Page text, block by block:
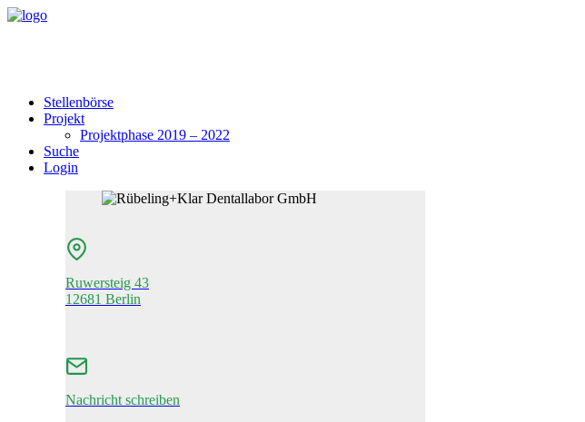
Stellenbörse
Projekt
Projektphase 2019 – 2022
Suche
Login
Ruwersteig 43
12681 Berlin
Nachricht schreiben